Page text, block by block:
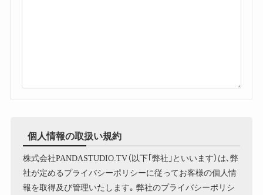
個人情報の取扱い規約
株式会社PANDASTUDIO.TV（以下｢弊社｣といいます）は､弊
社が定めるプライバシーポリシーに従ってお客様の個人情
報を取得及び管理いたします｡ 弊社のプライバシーポリシ